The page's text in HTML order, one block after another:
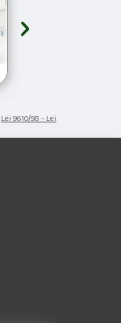
›
Lei 9610/98 - Lei